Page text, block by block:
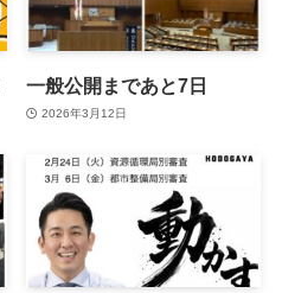
一般公開まであと7日
2026年3月12日